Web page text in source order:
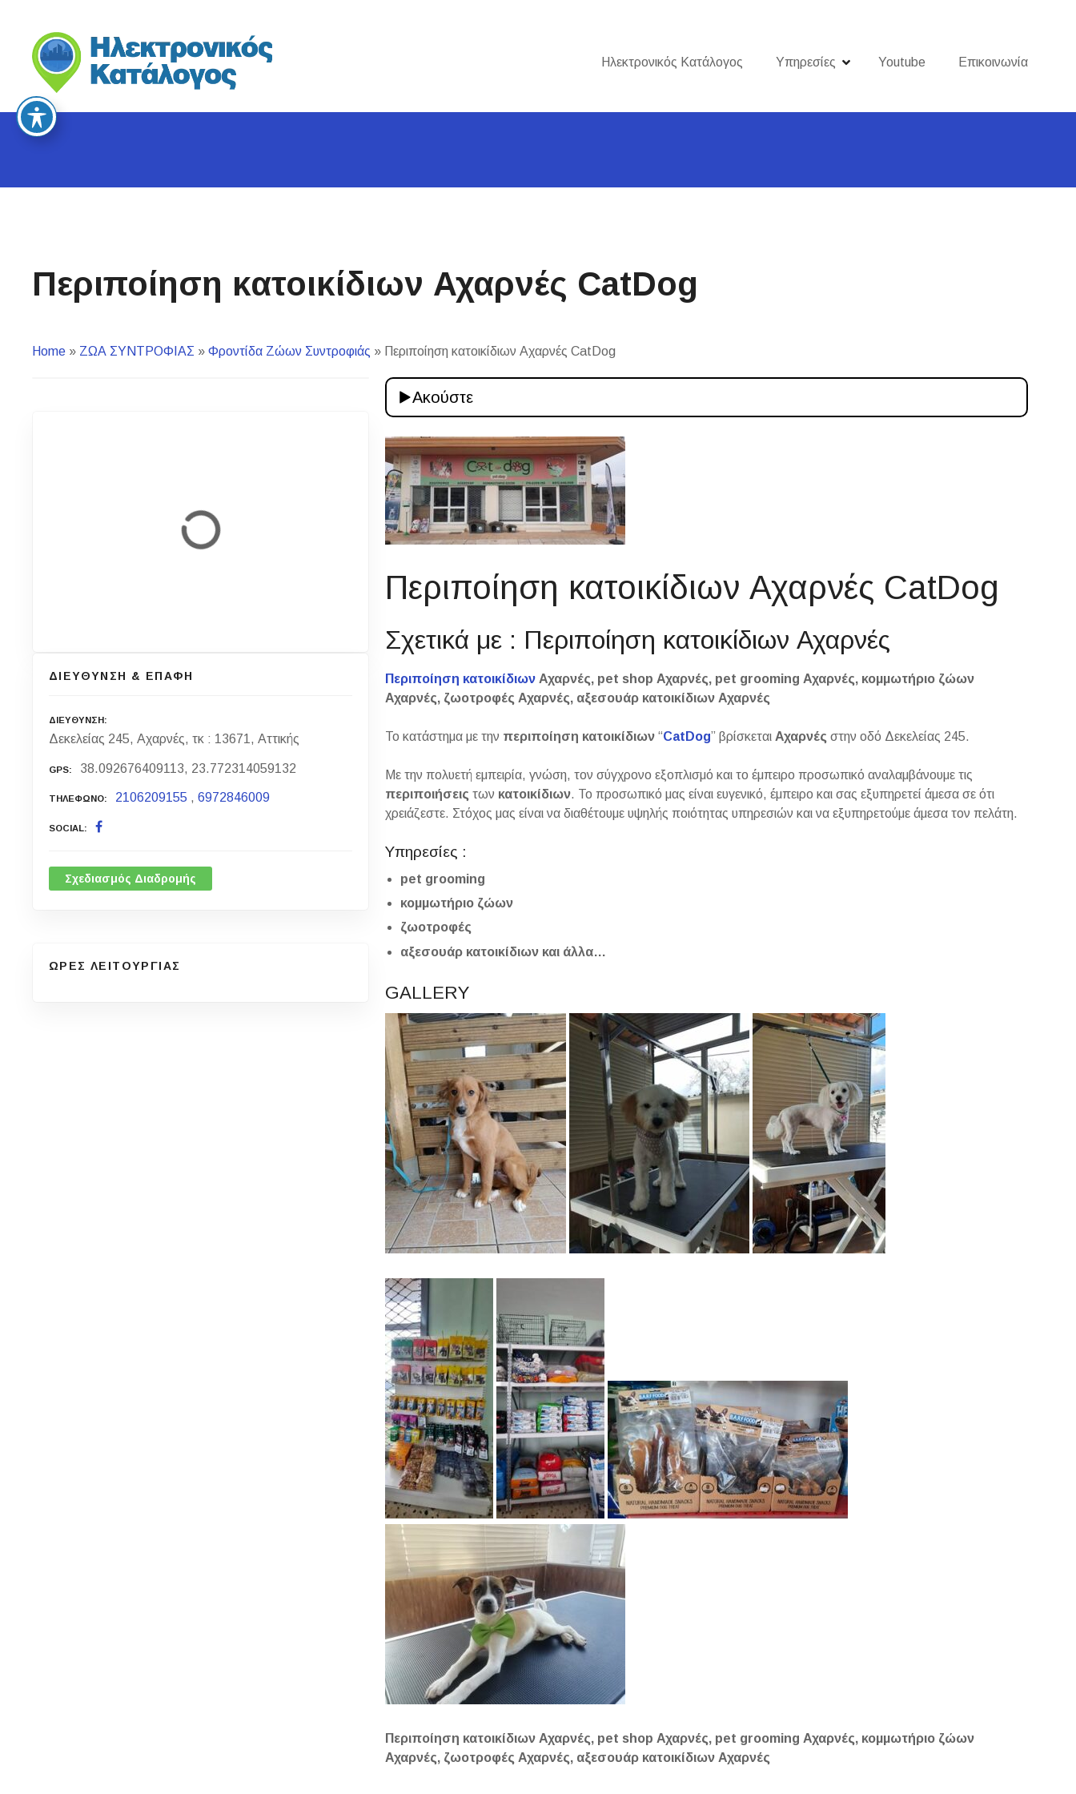
Ηλεκτρονικός Κατάλογος Υπηρεσίες Youtube Επικοινωνία
Περιποίηση κατοικίδιων Αχαρνές CatDog
Home » ΖΩΑ ΣΥΝΤΡΟΦΙΑΣ » Φροντίδα Ζώων Συντροφιάς » Περιποίηση κατοικίδιων Αχαρνές CatDog
ΔΙΕΥΘΥΝΣΗ & ΕΠΑΦΗ
ΔΙΕΥΘΥΝΣΗ
Δεκελείας 245, Αχαρνές, τκ : 13671, Αττικής
GPS 38.092676409113, 23.772314059132
ΤΗΛΕΦΩΝΟ 2106209155 , 6972846009
SOCIAL
Σχεδιασμός Διαδρομής
ΩΡΕΣ ΛΕΙΤΟΥΡΓΙΑΣ
Ακούστε
Περιποίηση κατοικίδιων Αχαρνές CatDog
Σχετικά με : Περιποίηση κατοικίδιων Αχαρνές
Περιποίηση κατοικίδιων Αχαρνές, pet shop Αχαρνές, pet grooming Αχαρνές, κομμωτήριο ζώων
Αχαρνές, ζωοτροφές Αχαρνές, αξεσουάρ κατοικίδιων Αχαρνές
Το κατάστημα με την περιποίηση κατοικίδιων “CatDog” βρίσκεται Αχαρνές στην οδό Δεκελείας 245.
Με την πολυετή εμπειρία, γνώση, τον σύγχρονο εξοπλισμό και το έμπειρο προσωπικό αναλαμβάνουμε τις
περιποιήσεις των κατοικίδιων. Το προσωπικό μας είναι ευγενικό, έμπειρο και σας εξυπηρετεί άμεσα σε ότι
χρειάζεστε. Στόχος μας είναι να διαθέτουμε υψηλής ποιότητας υπηρεσιών και να εξυπηρετούμε άμεσα τον πελάτη.
Υπηρεσίες :
pet grooming
κομμωτήριο ζώων
ζωοτροφές
αξεσουάρ κατοικίδιων και άλλα…
GALLERY
Περιποίηση κατοικίδιων Αχαρνές, pet shop Αχαρνές, pet grooming Αχαρνές, κομμωτήριο ζώων
Αχαρνές, ζωοτροφές Αχαρνές, αξεσουάρ κατοικίδιων Αχαρνές